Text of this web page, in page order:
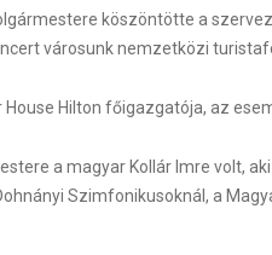
köszöntötte a
városunk nemzetközi
Hilton főigazgatója, az
a magyar Kollár Imre volt,
Szimfonikusoknál, a